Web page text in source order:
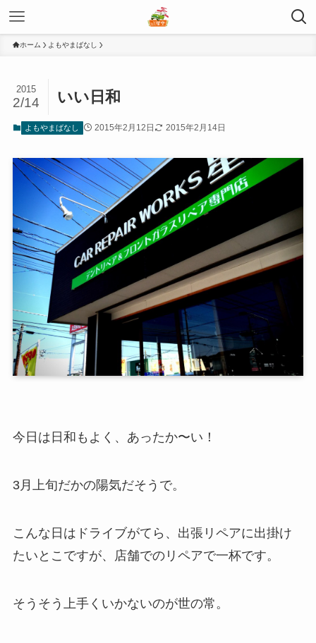
ホーム よもやまばなし
いい日和
2015
2/14
よもやまばなし 2015年2月12日 2015年2月14日
今日は日和もよく、あったか〜い！
3月上旬だかの陽気だそうで。
こんな日はドライブがてら、出張リペアに出掛け
たいとこですが、店舗でのリペアで一杯です。
そうそう上手くいかないのが世の常。